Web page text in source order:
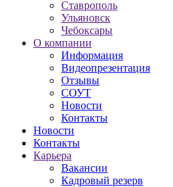
Ставрополь
Ульяновск
Чебоксары
О компании
Информация
Видеопрезентация
Отзывы
СОУТ
Новости
Контакты
Новости
Контакты
Карьера
Вакансии
Кадровый резерв